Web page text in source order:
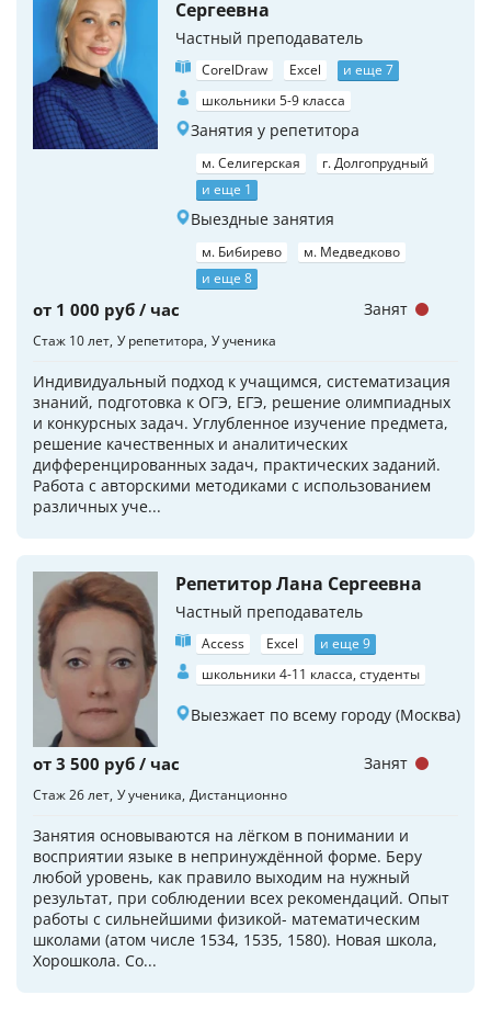
Сергеевна
Частный преподаватель
CorelDraw Excel
и еще 7
школьники 5-9 класса
Занятия у репетитора
м. Селигерская
г. Долгопрудный
и еще 1
Выездные занятия
м. Бибирево
м. Медведково
и еще 8
от 1 000 руб / час
Стаж 10 лет У репетитора У ученика
Индивидуальный подход к учащимся, систематизация
знаний, подготовка к ОГЭ, ЕГЭ, решение олимпиадных
и конкурсных задач. Углубленное изучение предмета,
решение качественных и аналитических
дифференцированных задач, практических заданий.
Работа с авторскими методиками с использованием
различных уче...
Занят
Репетитор Лана Сергеевна
Частный преподаватель
Access Excel
и еще 9
школьники 4-11 класса, студенты
Выезжает по всему городу (Москва)
от 3 500 руб / час
Стаж 26 лет У ученика Дистанционно
Занятия основываются на лёгком в понимании и
восприятии языке в непринуждённой форме. Беру
любой уровень, как правило выходим на нужный
результат, при соблюдении всех рекомендаций. Опыт
работы с сильнейшими физикой- математическим
школами (атом числе 1534, 1535, 1580). Новая школа,
Хорошкола. Со...
Занят